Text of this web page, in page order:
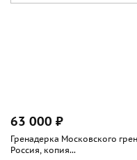
63 000 ₽
Гренадерка Московского
Россия, копия...